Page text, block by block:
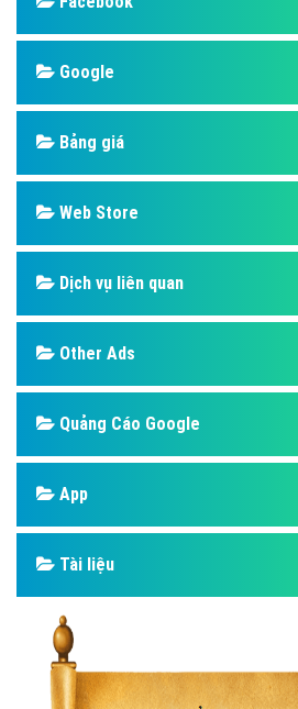
Google
Bảng giá
Web Store
Dịch vụ liên quan
Other Ads
Quảng Cáo Google
App
Tài liệu